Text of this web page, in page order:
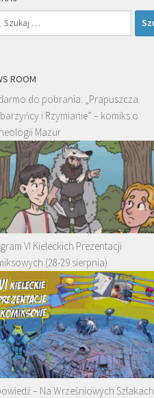
ROOM
do pobrania: „Prapuszcza.
i Rzymianie” – komiks o
Mazur
VI Kieleckich Prezentacji
(28-29 sierpnia)
– Na Wrześniowych Szlakach